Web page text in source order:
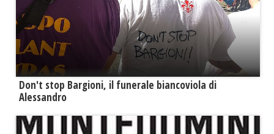
Don't stop Bargioni, il funerale biancoviola di
Alessandro